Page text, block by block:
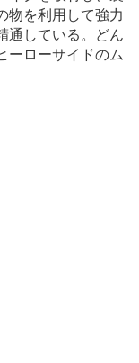
物を利用して強力
通している。どん
ーローサイドのム